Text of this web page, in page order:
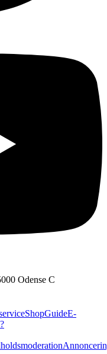
Odense C
ShopGuideE-